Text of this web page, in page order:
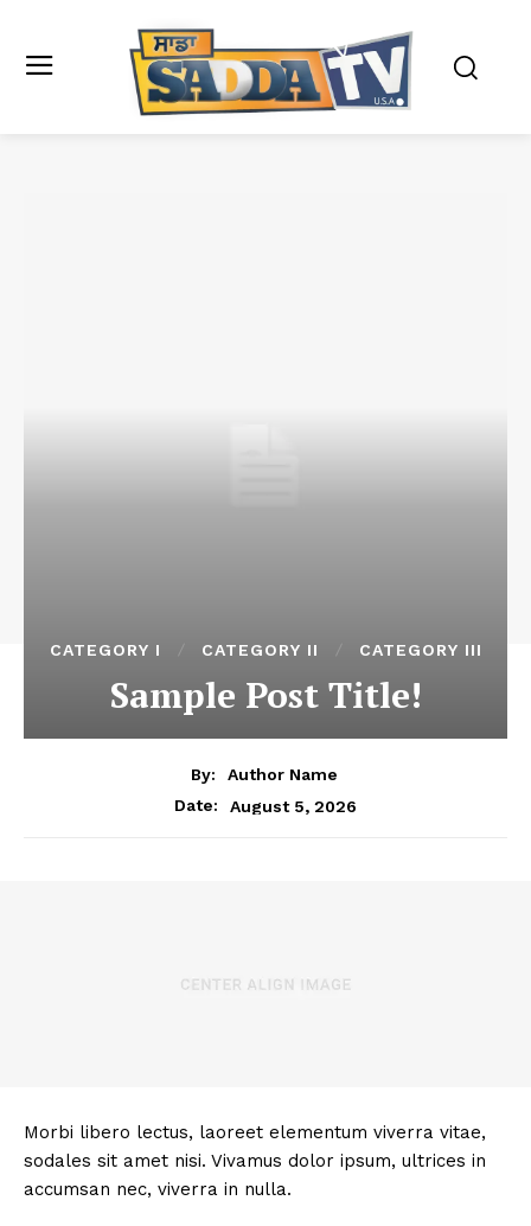
CATEGORY I CATEGORY II CATEGORY III
Sample Post Title!
By:
Author Name
Date:
August 5, 2026
Morbi libero lectus, laoreet elementum viverra vitae,
sodales sit amet nisi. Vivamus dolor ipsum, ultrices in
accumsan nec, viverra in nulla.